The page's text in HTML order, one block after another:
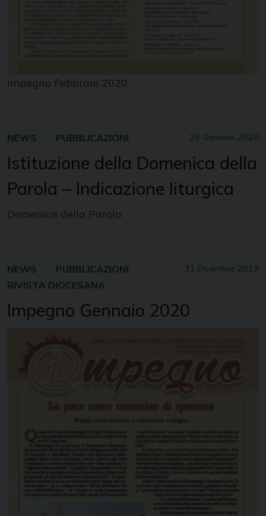
impegno Febbraio 2020
25 Gennaio 2020
NEWS PUBBLICAZIONI
Istituzione della Domenica della
Parola – Indicazione liturgica
Domenica della Parola
31 Dicembre 2019
NEWS
PUBBLICAZIONI
RIVISTA DIOCESANA
Impegno Gennaio 2020